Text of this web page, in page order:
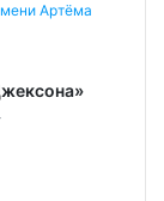
Артёма